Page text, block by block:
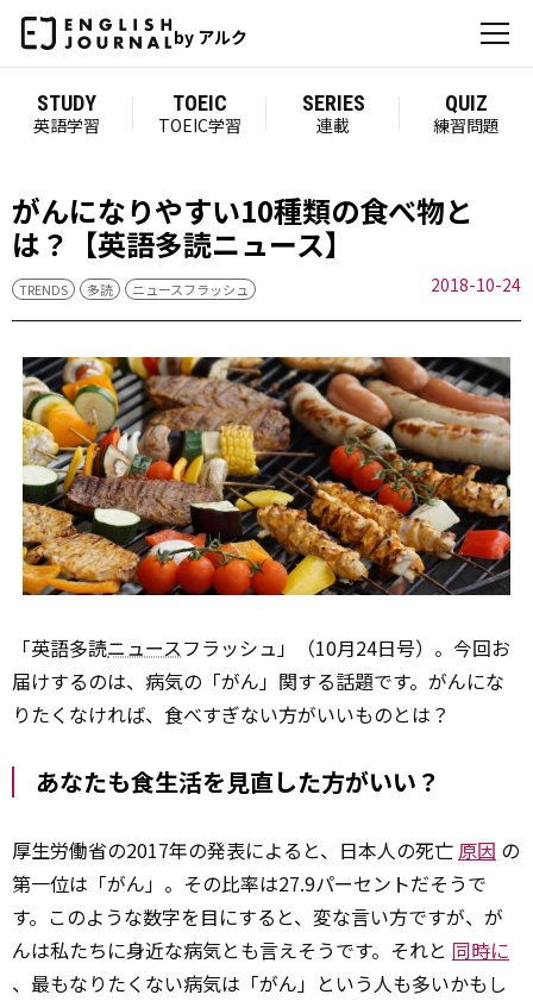
by アルク
STUDY
英語学習
TOEIC
TOEIC学習
SERIES
連載
QUIZ
練習問題
がんになりやすい10種類の食べ物と
は？【英語多読ニュース】
TRENDS 多読 ニュースフラッシュ 2018-10-24
「英語多読ニュースフラッシュ」（10月24日号）。今回お
届けするのは、病気の「がん」関する話題です。がんにな
りたくなければ、食べすぎない方がいいものとは？
あなたも食生活を見直した方がいい？
厚生労働省の2017年の発表によると、日本人の死亡 原因 の
第一位は「がん」。その比率は27.9パーセントだそうで
す。このような数字を目にすると、変な言い方ですが、が
んは私たちに身近な病気とも言えそうです。それと 同時に
、最もなりたくない病気は「がん」という人も多いかもし